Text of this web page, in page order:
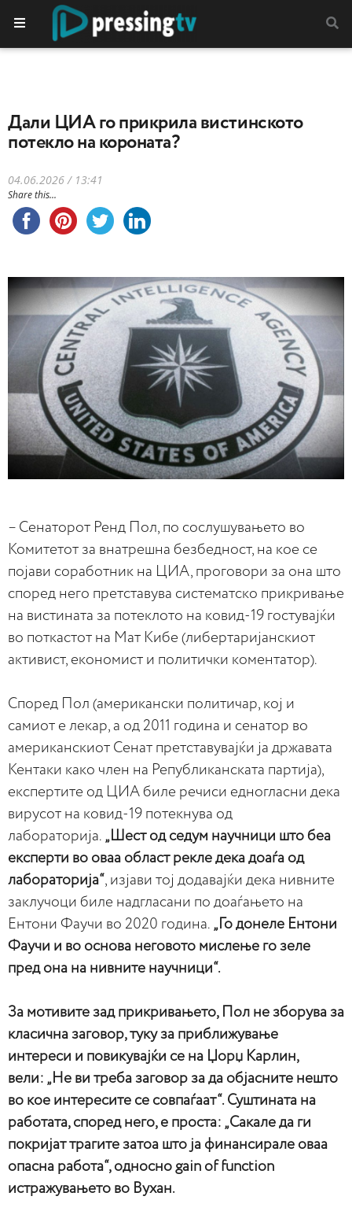
Дали ЦИА го прикрила вистинското
потекло на короната?
04.06.2026 / 13:41
Share this...
– Сенаторот Ренд Пол, по сослушувањето во
Комитетот за внатрешна безбедност, на кое се
појави соработник на ЦИА, проговори за она што
според него претставува систематско прикривање
на вистината за потеклото на ковид-19 гостувајќи
во поткастот на Мат Кибе (либертаријанскиот
активист, економист и политички коментатор).
Според Пол (американски политичар, кој и
самиот е лекар, а од 2011 година и сенатор во
американскиот Сенат претставувајќи ја државата
Кентаки како член на Републиканската партија),
експертите од ЦИА биле речиси едногласни дека
вирусот на ковид-19 потекнува од
лабораторија. „Шест од седум научници што беа
експерти во оваа област рекле дека доаѓа од
лабораторија“, изјави тој додавајќи дека нивните
заклучоци биле надгласани по доаѓањето на
Ентони Фаучи во 2020 година. „Го донеле Ентони
Фаучи и во основа неговото мислење го зеле
пред она на нивните научници“.
За мотивите зад прикривањето, Пол не зборува за
класична заговор, туку за приближување
интереси и повикувајќи се на Џорџ Карлин,
вели: „Не ви треба заговор за да објасните нешто
во кое интересите се совпаѓаат“. Суштината на
работата, според него, е проста: „Сакале да ги
покријат трагите затоа што ја финансирале оваа
опасна работа“, односно gain of function
истражувањето во Вухан.